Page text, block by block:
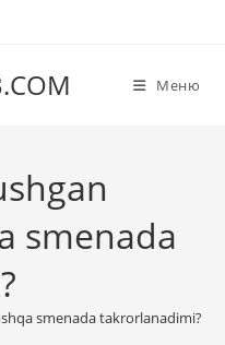
Меню
smenada
smenada takrorlanadimi?